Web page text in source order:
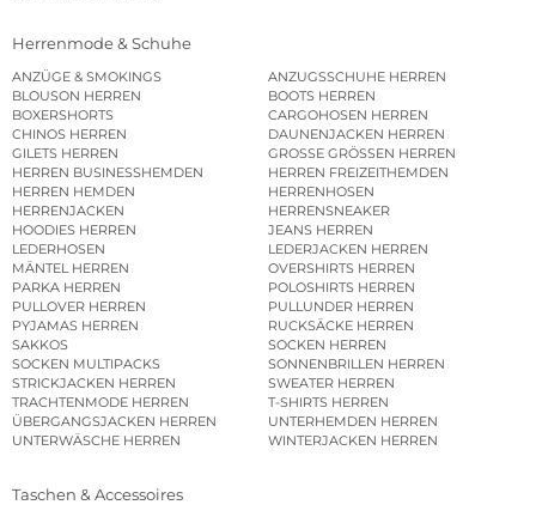
Herrenmode & Schuhe
ANZÜGE & SMOKINGS
ANZUGSSCHUHE HERREN
BLOUSON HERREN
BOOTS HERREN
BOXERSHORTS
CARGOHOSEN HERREN
CHINOS HERREN
DAUNENJACKEN HERREN
GILETS HERREN
GROSSE GRÖSSEN HERREN
HERREN BUSINESSHEMDEN
HERREN FREIZEITHEMDEN
HERREN HEMDEN
HERRENHOSEN
HERRENJACKEN
HERRENSNEAKER
HOODIES HERREN
JEANS HERREN
LEDERHOSEN
LEDERJACKEN HERREN
MÄNTEL HERREN
OVERSHIRTS HERREN
PARKA HERREN
POLOSHIRTS HERREN
PULLOVER HERREN
PULLUNDER HERREN
PYJAMAS HERREN
RUCKSÄCKE HERREN
SAKKOS
SOCKEN HERREN
SOCKEN MULTIPACKS
SONNENBRILLEN HERREN
STRICKJACKEN HERREN
SWEATER HERREN
TRACHTENMODE HERREN
T-SHIRTS HERREN
ÜBERGANGSJACKEN HERREN
UNTERHEMDEN HERREN
UNTERWÄSCHE HERREN
WINTERJACKEN HERREN
Taschen & Accessoires